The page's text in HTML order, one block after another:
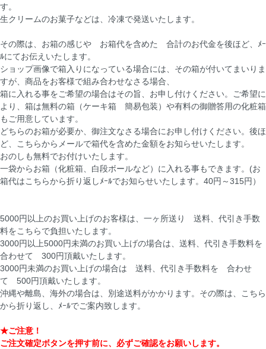
す。
生クリームのお菓子などは、冷凍で発送いたします。
その際は、お箱の感じや お箱代を含めた 合計のお代金を後ほど、ﾒｰ
ﾙにてお伝えいたします。
ショップ画像で箱入りになっている場合には、その箱が付いてまいりま
すが、商品をお客様で組み合わせなさる場合、
箱に入れる事をご希望の場合はその旨、お申し付けください。ご希望に
より、箱は無料の箱（ケーキ箱 簡易包装）や有料の御贈答用の化粧箱
もご用意しています。
どちらのお箱が必要か、御注文なさる場合にお申し付けください。後ほ
ど、こちらからメールで箱代を含めた金額をお知らせいたします。
おのしも無料でお付けいたします。
一袋からお箱（化粧箱、白段ボールなど）に入れる事もできます。(お
箱代はこちらから折り返しﾒｰﾙでお知らせいたします。40円～315円）
5000円以上のお買い上げのお客様は、一ヶ所送り 送料、代引き手数
料をこちらで負担いたします。
3000円以上5000円未満のお買い上げの場合は、送料、代引き手数料を
合わせて 300円頂戴いたします。
3000円未満のお買い上げの場合は 送料、代引き手数料を 合わせ
て 500円頂戴いたします。
沖縄や離島、海外の場合は、別途送料がかかります。その際は、こちら
から折り返し、ﾒｰﾙでご案内致します。
★ご注意！
ご注文確定ボタンを押す前に、必ずご確認をお願いします。